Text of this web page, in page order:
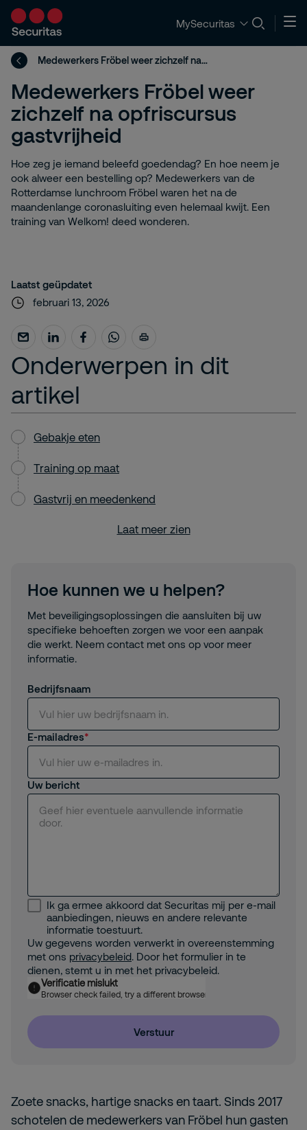
MySecuritas
Medewerkers Fröbel weer zichzelf na opfriscursus gastvrijheid
Medewerkers Fröbel weer
zichzelf na opfriscursus
gastvrijheid
Hoe zeg je iemand beleefd goedendag? En hoe neem je
ook alweer een bestelling op? Medewerkers van de
Rotterdamse lunchroom Fröbel waren het na de
maandenlange coronasluiting even helemaal kwijt. Een
training van Welkom! deed wonderen.
Zoete snacks, hartige snacks en taart. Sinds 2017
schotelen de medewerkers van Fröbel hun gasten
Laatst geüpdatet
februari 13, 2026
Onderwerpen in dit
artikel
Gebakje eten
Training op maat
Gastvrij en meedenkend
Laat meer zien
Hoe kunnen we u helpen?
Met beveiligingsoplossingen die aansluiten bij uw
specifieke behoeften zorgen we voor een aanpak
die werkt. Neem contact met ons op voor meer
informatie.
Bedrijfsnaam
E-mailadres
Uw bericht
Ik ga ermee akkoord dat Securitas mij per e-mail
aanbiedingen, nieuws en andere relevante
informatie toestuurt.
Uw gegevens worden verwerkt in overeenstemming
met ons privacybeleid. Door het formulier in te
dienen, stemt u in met het privacybeleid.
Verificatie mislukt
Browser check failed, try a different browser
Verstuur